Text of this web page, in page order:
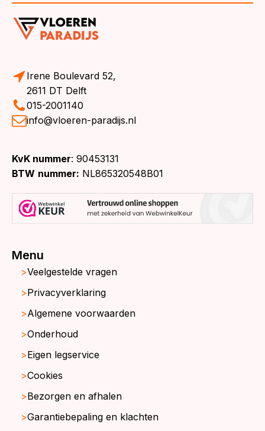
Irene Boulevard 52,
2611 DT Delft
015-2001140
info@vloeren-paradijs.nl
KvK nummer: 90453131
BTW nummer: NL865320548B01
Menu
Veelgestelde vragen
Privacyverklaring
Algemene voorwaarden
Onderhoud
Eigen legservice
Cookies
Bezorgen en afhalen
Garantiebepaling en klachten